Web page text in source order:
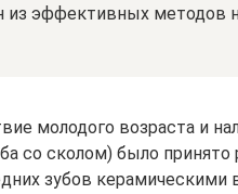
из эффективных методов
молодого возраста и
со сколом) было
зубов